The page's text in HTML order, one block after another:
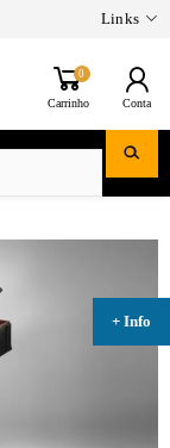
Links
0
Carrinho Conta